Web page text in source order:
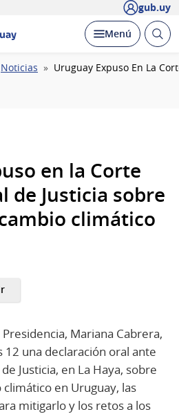
gub.uy
Desplegar
Menú Abrir
Noticias Uruguay Expuso En La
en la Corte
de Justicia sobre
climático
Mariana Cabrera,
una declaración oral ante
Justicia, en La Haya, sobre
en Uruguay, las
mitigarlo y los retos a los